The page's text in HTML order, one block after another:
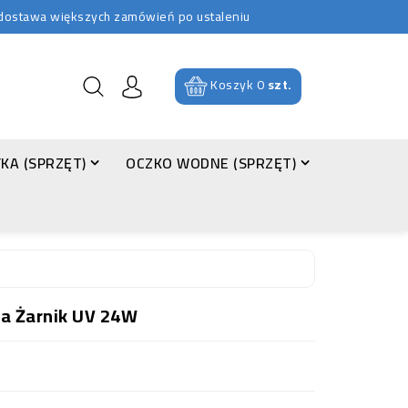
większych zamówień po ustaleniu
Koszyk0szt.
(SPRZĘT)
OCZKO WODNE (SPRZĘT)
Żarnik UV 24W